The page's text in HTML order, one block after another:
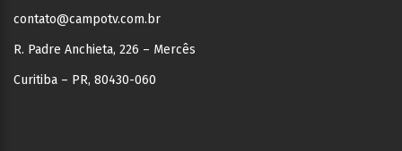
contato@campotv.com.br
R. Padre Anchieta, 226 – Mercês
Curitiba – PR, 80430-060